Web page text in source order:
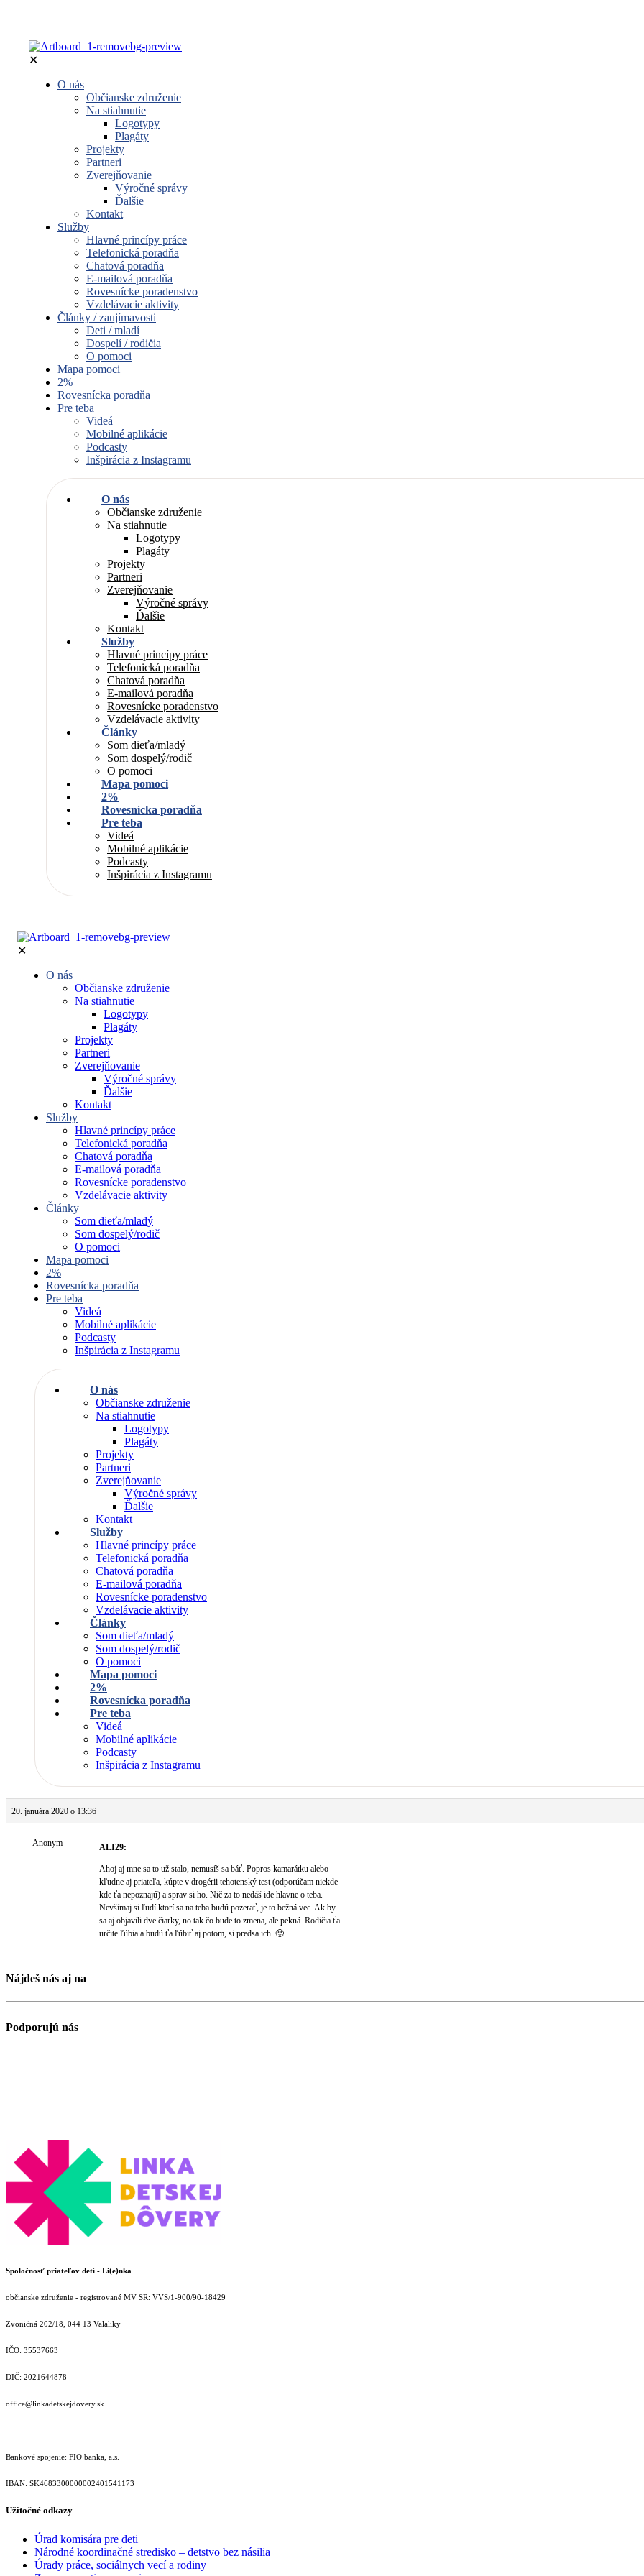
✕
O nás
Občianske združenie
Na stiahnutie
Logotypy
Plagáty
Projekty
Partneri
Zverejňovanie
Výročné správy
Ďalšie
Kontakt
Služby
Hlavné princípy práce
Telefonická poradňa
Chatová poradňa
E-mailová poradňa
Rovesnícke poradenstvo
Vzdelávacie aktivity
Články / zaujímavosti
Deti / mladí
Dospelí / rodičia
O pomoci
Mapa pomoci
2%
Rovesnícka poradňa
Pre teba
Videá
Mobilné aplikácie
Podcasty
Inšpirácia z Instagramu
O nás
Občianske združenie
Na stiahnutie
Logotypy
Plagáty
Projekty
Partneri
Zverejňovanie
Výročné správy
Ďalšie
Kontakt
Služby
Hlavné princípy práce
Telefonická poradňa
Chatová poradňa
E-mailová poradňa
Rovesnícke poradenstvo
Vzdelávacie aktivity
Články
Som dieťa/mladý
Som dospelý/rodič
O pomoci
Mapa pomoci
2%
Rovesnícka poradňa
Pre teba
Videá
Mobilné aplikácie
Podcasty
Inšpirácia z Instagramu
✕
O nás
Občianske združenie
Na stiahnutie
Logotypy
Plagáty
Projekty
Partneri
Zverejňovanie
Výročné správy
Ďalšie
Kontakt
Služby
Hlavné princípy práce
Telefonická poradňa
Chatová poradňa
E-mailová poradňa
Rovesnícke poradenstvo
Vzdelávacie aktivity
Články
Som dieťa/mladý
Som dospelý/rodič
O pomoci
Mapa pomoci
2%
Rovesnícka poradňa
Pre teba
Videá
Mobilné aplikácie
Podcasty
Inšpirácia z Instagramu
O nás
Občianske združenie
Na stiahnutie
Logotypy
Plagáty
Projekty
Partneri
Zverejňovanie
Výročné správy
Ďalšie
Kontakt
Služby
Hlavné princípy práce
Telefonická poradňa
Chatová poradňa
E-mailová poradňa
Rovesnícke poradenstvo
Vzdelávacie aktivity
Články
Som dieťa/mladý
Som dospelý/rodič
O pomoci
Mapa pomoci
2%
Rovesnícka poradňa
Pre teba
Videá
Mobilné aplikácie
Podcasty
Inšpirácia z Instagramu
20. januára 2020 o 13:36
Anonym ALI29:
Ahoj aj mne sa to už stalo, nemusíš sa báť. Popros kamarátku alebo
kľudne aj priateľa, kúpte v drogérii tehotenský test (odporúčam niekde
kde ťa nepoznajú) a sprav si ho. Nič za to nedáš ide hlavne o teba.
Nevšímaj si ľudí ktorí sa na teba budú pozerať, je to bežná vec. Ak by
sa aj objavili dve čiarky, no tak čo bude to zmena, ale pekná. Rodičia ťa
určite ľúbia a budú ťa ľúbiť aj potom, si predsa ich. 🙂
Nájdeš nás aj na
Podporujú nás
Spoločnosť priateľov detí - Li(e)nka
občianske združenie - registrované MV SR: VVS/1-900/90-18429
Zvoničná 202/18, 044 13 Valaliky
IČO: 35537663
DIČ: 2021644878
office@linkadetskejdovery.sk
Bankové spojenie: FIO banka, a.s.
IBAN: SK46833000000­02401541173
Užitočné odkazy
Úrad komisára pre deti
Národné koordinačné stredisko – detstvo bez násilia
Úrady práce, sociálnych vecí a rodiny